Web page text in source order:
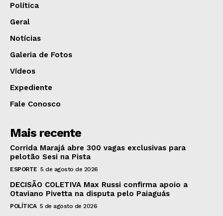
Política
Geral
Notícias
Galeria de Fotos
Vídeos
Expediente
Fale Conosco
Mais recente
Corrida Marajá abre 300 vagas exclusivas para
pelotão Sesi na Pista
ESPORTE 5 de agosto de 2026
DECISÃO COLETIVA Max Russi confirma apoio a
Otaviano Pivetta na disputa pelo Paiaguás
POLÍTICA 5 de agosto de 2026